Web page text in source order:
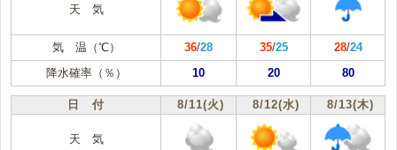
天 気
気 温（℃） 36/28 35/25 28/24
降水確率（％）
10 20 80
日 付 8/11(火) 8/12(水) 8/13(木)
天 気